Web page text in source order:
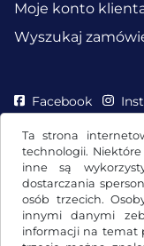
Ta strona
technologii.
inne są
dostarczania
osób trzecich.
innymi danymi
informacji na temat
Moje konto
Wyszukaj
Facebook